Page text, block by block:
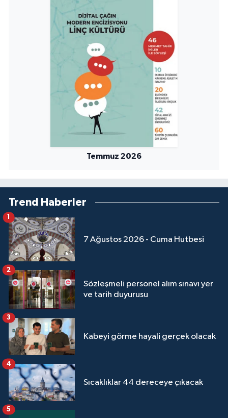
Temmuz 2026
Trend Haberler
7 Ağustos 2026 - Cuma Hutbesi
1
Sözleşmeli personel alım sınavı yer
ve tarih duyurusu
2
Kabeyi görme hayali gerçek olacak
3
Sıcaklıklar 44 dereceye çıkacak
4
5
Karaman Müftülüğü
Kars Müftülüğü
Kastamonu Müftülüğü
Kayseri Müftülüğü
Kilis Müftülüğü
Kocaeli Müftülüğü
Konya Müftülüğü
Kütahya Müftülüğü
Malatya Müftülüğü
Manisa Müftülüğü
Mardin Müftülüğü
Mersin Müftülüğü
Muğla Müftülüğü